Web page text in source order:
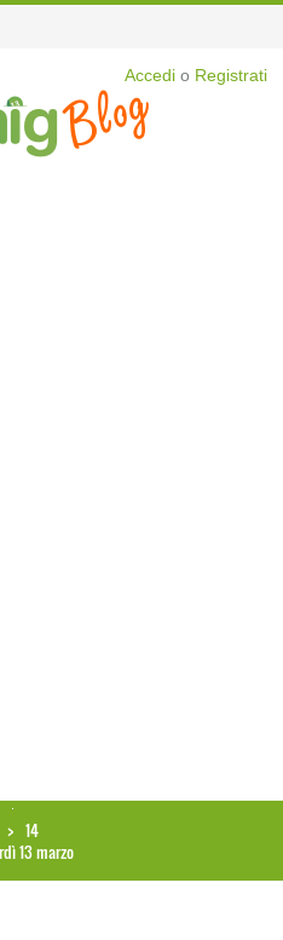
Accedi o Registrati
14
13 marzo